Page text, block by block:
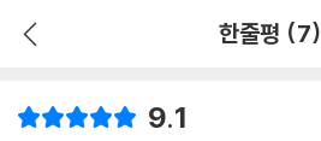
한줄평 (7)
9.1